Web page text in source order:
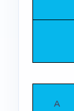
A